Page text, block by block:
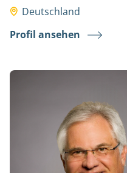
Deutschland
Profil ansehen